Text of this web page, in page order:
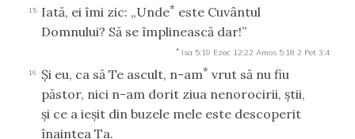
15 Iată, ei îmi zic: „Unde* este Cuvântul
Domnului? Să se împlinească dar!”
* Isa 5:19 Ezec 12:22 Amos 5:18 2 Pet 3:4
16 Şi eu, ca să Te ascult, n-am* vrut să nu fiu
păstor, nici n-am dorit ziua nenorocirii, ştii,
şi ce a ieşit din buzele mele este descoperit
înaintea Ta.